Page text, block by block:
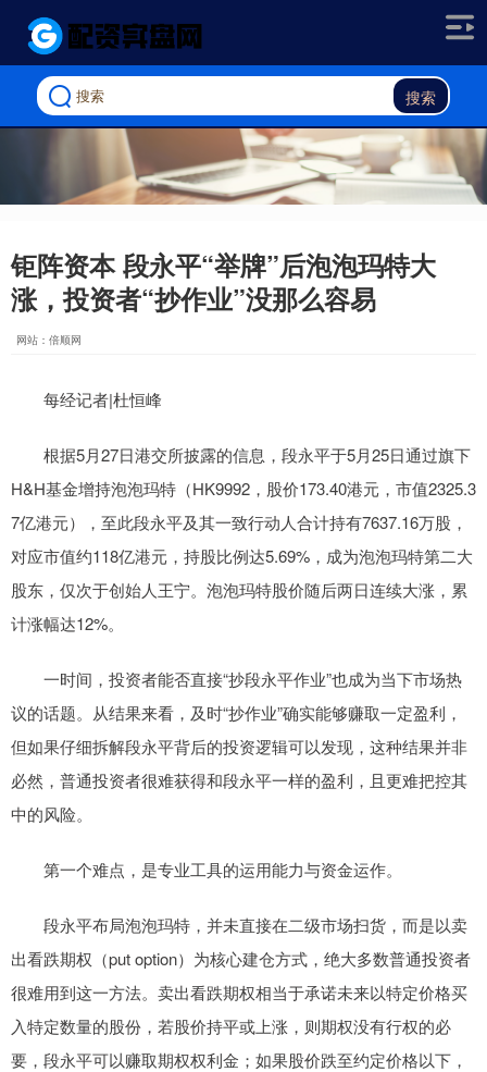
搜索
钜阵资本 段永平“举牌”后泡泡玛特大
涨，投资者“抄作业”没那么容易
网站：倍顺网
每经记者|杜恒峰
根据5月27日港交所披露的信息，段永平于5月25日通过旗下
H&H基金增持泡泡玛特（HK9992，股价173.40港元，市值2325.3
7亿港元），至此段永平及其一致行动人合计持有7637.16万股，
对应市值约118亿港元，持股比例达5.69%，成为泡泡玛特第二大
股东，仅次于创始人王宁。泡泡玛特股价随后两日连续大涨，累
计涨幅达12%。
一时间，投资者能否直接“抄段永平作业”也成为当下市场热
议的话题。从结果来看，及时“抄作业”确实能够赚取一定盈利，
但如果仔细拆解段永平背后的投资逻辑可以发现，这种结果并非
必然，普通投资者很难获得和段永平一样的盈利，且更难把控其
中的风险。
第一个难点，是专业工具的运用能力与资金运作。
段永平布局泡泡玛特，并未直接在二级市场扫货，而是以卖
出看跌期权（put option）为核心建仓方式，绝大多数普通投资者
很难用到这一方法。卖出看跌期权相当于承诺未来以特定价格买
入特定数量的股份，若股价持平或上涨，则期权没有行权的必
要，段永平可以赚取期权权利金；如果股价跌至约定价格以下，